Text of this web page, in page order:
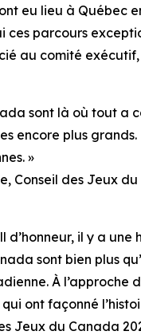
eu lieu à Québec
parcours
au comité
sont là où tout
encore plus
»
Conseil des Jeux
il y a
sont bien plus
À
ont façonné
Jeux du Canada